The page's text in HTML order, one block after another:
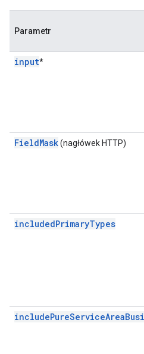
Parametr
input*
FieldMask(nagłówek HTTP)
includedPrimaryTypes